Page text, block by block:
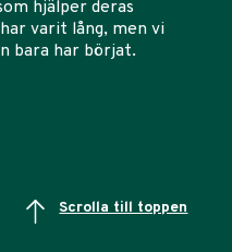
hjälper deras
varit lång, men vi
bara har börjat.
Scrolla till toppen